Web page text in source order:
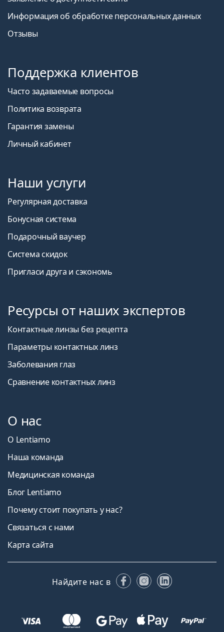
Информация об обработке персональных данных
Отзывы
Поддержка клиентов
Часто задаваемые вопросы
Политика возврата
Гарантия замены
Личный кабинет
Наши услуги
Регулярная доставка
Бонусная система
Подарочный ваучер
Система скидок
Пригласи друга и сэкономь
Ресурсы от наших экспертов
Контактные линзы без рецепта
Параметры контактных линз
Заболевания глаз
Сравнение контактных линз
О нас
О Lentiamo
Наша команда
Медицинская команда
Блог Lentiamo
Почему стоит покупать у нас?
Связаться с нами
Карта сайта
Найдите нас в FacebookInstagram
LinkedIn